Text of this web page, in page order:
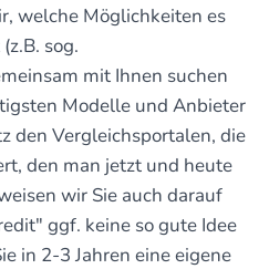
welche Möglichkeiten es
sog.
mit Ihnen suchen
Modelle und Anbieter
den Vergleichsportalen, die
den man jetzt und heute
wir Sie auch darauf
ggf. keine so gute Idee
in 2-3 Jahren eine eigene